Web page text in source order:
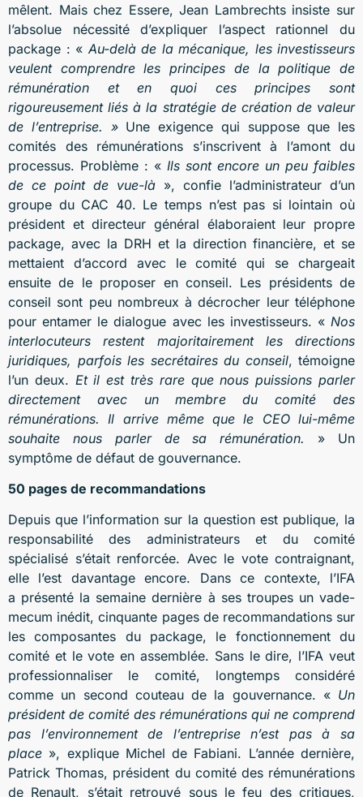
mêlent. Mais chez Essere, Jean Lambrechts insiste sur
l’absolue nécessité d’expliquer l’aspect rationnel du
package : « Au-delà de la mécanique, les investisseurs
veulent comprendre les principes de la politique de
rémunération et en quoi ces principes sont
rigoureusement liés à la stratégie de création de valeur
de l’entreprise. » Une exigence qui suppose que les
comités des rémunérations s’inscrivent à l’amont du
processus. Problème : « Ils sont encore un peu faibles
de ce point de vue-là », confie l’administrateur d’un
groupe du CAC 40. Le temps n’est pas si lointain où
président et directeur général élaboraient leur propre
package, avec la DRH et la direction financière, et se
mettaient d’accord avec le comité qui se chargeait
ensuite de le proposer en conseil. Les présidents de
conseil sont peu nombreux à décrocher leur téléphone
pour entamer le dialogue avec les investisseurs. « Nos
interlocuteurs restent majoritairement les directions
juridiques, parfois les secrétaires du conseil, témoigne
l’un deux. Et il est très rare que nous puissions parler
directement avec un membre du comité des
rémunérations. Il arrive même que le CEO lui-même
souhaite nous parler de sa rémunération. » Un
symptôme de défaut de gouvernance.
50 pages de recommandations
Depuis que l’information sur la question est publique, la
responsabilité des administrateurs et du comité
spécialisé s’était renforcée. Avec le vote contraignant,
elle l’est davantage encore. Dans ce contexte, l’IFA
a présenté la semaine dernière à ses troupes un vade-
mecum inédit, cinquante pages de recommandations sur
les composantes du package, le fonctionnement du
comité et le vote en assemblée. Sans le dire, l’IFA veut
professionnaliser le comité, longtemps considéré
comme un second couteau de la gouvernance. « Un
président de comité des rémunérations qui ne comprend
pas l’environnement de l’entreprise n’est pas à sa
place », explique Michel de Fabiani. L’année dernière,
Patrick Thomas, président du comité des rémunérations
de Renault, s’était retrouvé sous le feu des critiques,